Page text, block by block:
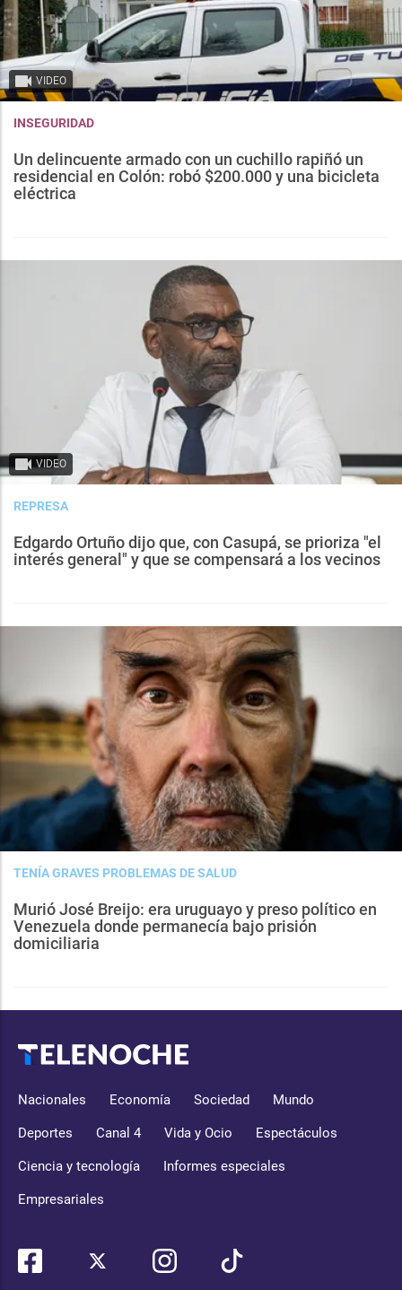
VIDEO
INSEGURIDAD
Un delincuente armado con un cuchillo rapiñó un
residencial en Colón: robó $200.000 y una bicicleta
eléctrica
VIDEO
REPRESA
Edgardo Ortuño dijo que, con Casupá, se prioriza "el
interés general" y que se compensará a los vecinos
TENÍA GRAVES PROBLEMAS DE SALUD
Murió José Breijo: era uruguayo y preso político en
Venezuela donde permanecía bajo prisión
domiciliaria
Nacionales Economía Sociedad Mundo
Deportes Canal 4 Vida y Ocio Espectáculos
Ciencia y tecnología Informes especiales
Empresariales